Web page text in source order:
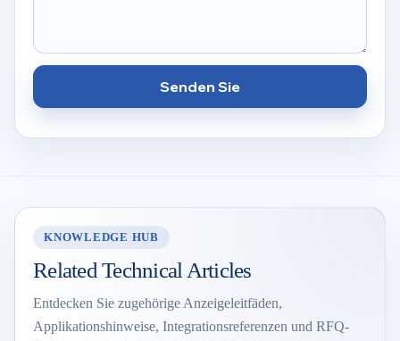
Senden Sie
KNOWLEDGE HUB
Related Technical Articles
Entdecken Sie zugehörige Anzeigeleitfäden,
Applikationshinweise, Integrationsreferenzen und RFQ-